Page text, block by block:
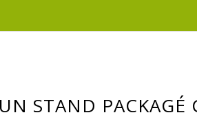
STAND